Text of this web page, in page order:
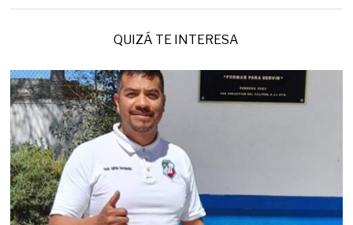
QUIZÁ TE INTERESA